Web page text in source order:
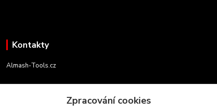
Kontakty
Almash-Tools.cz
Aleš Kolář
+420 603 145 054Zpracování cookies